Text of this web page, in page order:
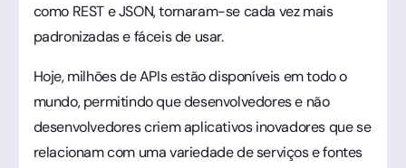
como REST e JSON, tornaram-se cada vez mais
padronizadas e fáceis de usar.
Hoje, milhões de APIs estão disponíveis em todo o
mundo, permitindo que desenvolvedores e não
desenvolvedores criem aplicativos inovadores que se
relacionam com uma variedade de serviços e fontes